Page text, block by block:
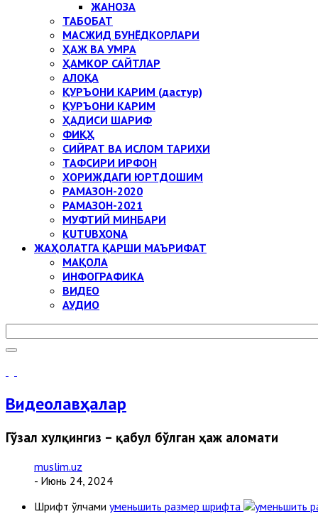
ЖАНОЗА
ТАБОБАТ
МАСЖИД БУНЁДКОРЛАРИ
ҲАЖ ВА УМРА
ҲАМКОР САЙТЛАР
АЛОҚА
ҚУРЪОНИ КАРИМ (дастур)
ҚУРЪОНИ КАРИМ
ҲАДИСИ ШАРИФ
ФИҚҲ
СИЙРАТ ВА ИСЛОМ ТАРИХИ
ТАФСИРИ ИРФОН
ХОРИЖДАГИ ЮРТДОШИМ
РАМАЗОН-2020
РАМАЗОН-2021
МУФТИЙ МИНБАРИ
KUTUBXONA
ЖАҲОЛАТГА ҚАРШИ МАЪРИФАТ
МАҚОЛА
ИНФОГРАФИКА
ВИДЕО
АУДИО
Видеолавҳалар
Гўзал хулқингиз – қабул бўлган ҳаж аломати
muslim.uz
- Июнь 24, 2024
Шрифт ўлчами уменьшить размер шрифта